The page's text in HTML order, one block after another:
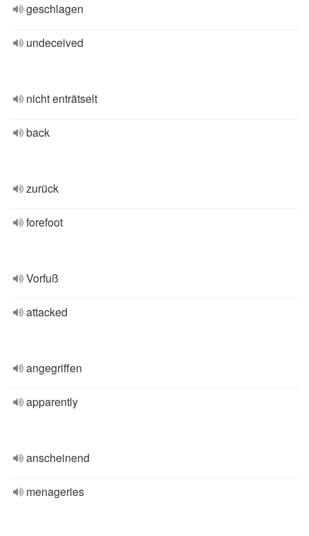
geschlagen
undeceived
nicht enträtselt
back
zurück
forefoot
Vorfuß
attacked
angegriffen
apparently
anscheinend
menageries